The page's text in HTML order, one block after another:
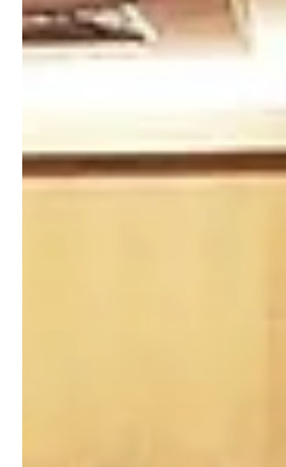
La GLNP, gardienne de la tradition